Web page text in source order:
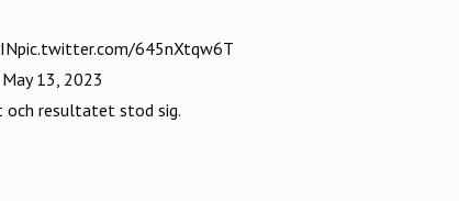
pic.twitter.com/645nXtqw6T
May 13, 2023
resultatet stod sig.